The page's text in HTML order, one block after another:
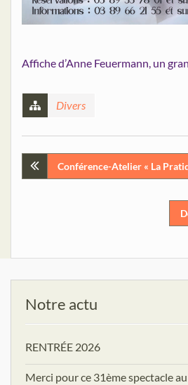
Affiche d’Anne Feuermann, un
Divers
Navigation
Conférence-Atelier « La
Notre actu
RENTRÉE 2026
Merci pour ce 31ème spectacle